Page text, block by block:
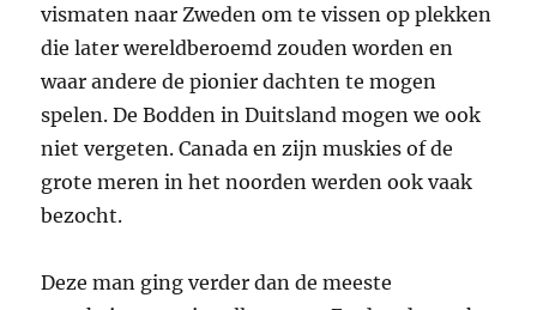
vismaten naar Zweden om te vissen op plekken
die later wereldberoemd zouden worden en
waar andere de pionier dachten te mogen
spelen. De Bodden in Duitsland mogen we ook
niet vergeten. Canada en zijn muskies of de
grote meren in het noorden werden ook vaak
bezocht.
Deze man ging verder dan de meeste